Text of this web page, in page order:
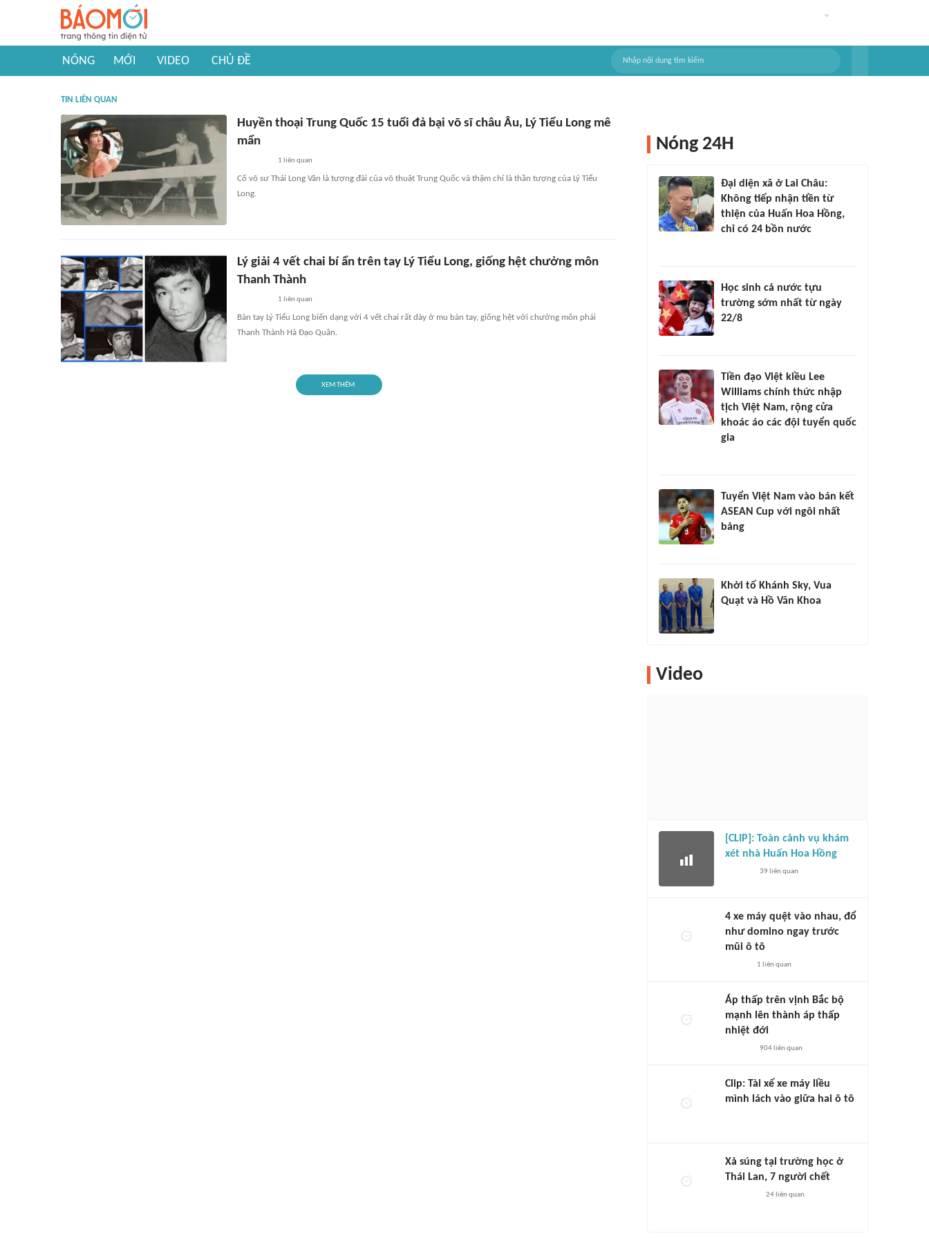
NÓNG MỚI VIDEO CHỦ ĐỀ
TIN LIÊN QUAN
Huyền thoại Trung Quốc 15 tuổi đả bại võ sĩ châu Âu, Lý Tiểu Long mê
mẩn
1 liên quan
Cố võ sư Thái Long Vân là tượng đài của võ thuật Trung Quốc và thậm chí là thần tượng của Lý Tiểu
Long.
Lý giải 4 vết chai bí ẩn trên tay Lý Tiểu Long, giống hệt chưởng môn
Thanh Thành
1 liên quan
Bàn tay Lý Tiểu Long biến dạng với 4 vết chai rất dày ở mu bàn tay, giống hệt với chưởng môn phái
Thanh Thành Hà Đạo Quân.
XEM THÊM
Nóng 24H
Đại diện xã ở Lai Châu:
Không tiếp nhận tiền từ
thiện của Huấn Hoa Hồng,
chỉ có 24 bồn nước
Học sinh cả nước tựu
trường sớm nhất từ ngày
22/8
Tiền đạo Việt kiều Lee
Williams chính thức nhập
tịch Việt Nam, rộng cửa
khoác áo các đội tuyển quốc
gia
Tuyển Việt Nam vào bán kết
ASEAN Cup với ngôi nhất
bảng
Khởi tố Khánh Sky, Vua
Quạt và Hồ Văn Khoa
Video
[CLIP]: Toàn cảnh vụ khám
xét nhà Huấn Hoa Hồng
39 liên quan
4 xe máy quệt vào nhau, đổ
như domino ngay trước
mũi ô tô
1 liên quan
Áp thấp trên vịnh Bắc bộ
mạnh lên thành áp thấp
nhiệt đới
904 liên quan
Clip: Tài xế xe máy liều
mình lách vào giữa hai ô tô
Xả súng tại trường học ở
Thái Lan, 7 người chết
24liên quan